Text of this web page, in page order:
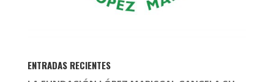
ENTRADAS RECIENTES